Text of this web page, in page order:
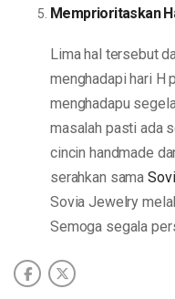
Memprioritaskan
Lima hal tersebut
menghadapi hari H
menghadapu
masalah pasti ada
cincin handmade
serahkan sama
Sovia Jewelry
Semoga segala